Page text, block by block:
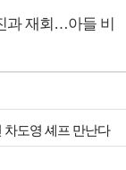
과 재회…아들 비
도영 셰프 만난다